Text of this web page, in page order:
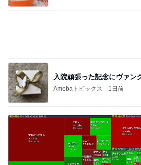
夫が把握していなかった子
Amebaトピックス 1日前